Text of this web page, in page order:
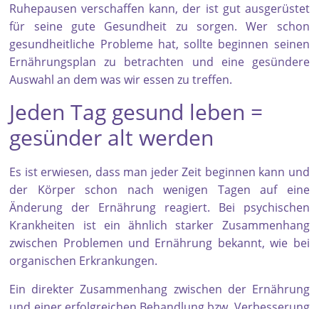
Ruhepausen verschaffen kann, der ist gut ausgerüstet
für seine gute Gesundheit zu sorgen. Wer schon
gesundheitliche Probleme hat, sollte beginnen seinen
Ernährungsplan zu betrachten und eine gesündere
Auswahl an dem was wir essen zu treffen.
Jeden Tag gesund leben =
gesünder alt werden
Es ist erwiesen, dass man jeder Zeit beginnen kann und
der Körper schon nach wenigen Tagen auf eine
Änderung der Ernährung reagiert. Bei psychischen
Krankheiten ist ein ähnlich starker Zusammenhang
zwischen Problemen und Ernährung bekannt, wie bei
organischen Erkrankungen.
Ein direkter Zusammenhang zwischen der Ernährung